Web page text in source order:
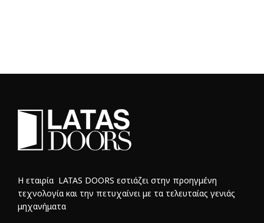
Η εταιρία LATAS DOORS εστιάζει στην προηγμένη
τεχνολογία και την πετυχαίνει με τα τελευταίας γενιάς
μηχανήματα